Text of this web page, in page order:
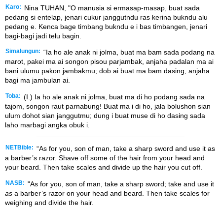
Karo:
Nina TUHAN, "O manusia si ermasap-masap, buat sada
pedang si entelap, jenari cukur janggutndu ras kerina bukndu alu
pedang e. Kenca bage timbang bukndu e i bas timbangen, jenari
bagi-bagi jadi telu bagin.
Simalungun: “Ia ho ale anak ni jolma, buat ma bam sada podang na
marot, pakei ma ai songon pisou parjambak, anjaha padalan ma ai
bani ulumu pakon jambakmu; dob ai buat ma bam dasing, anjaha
bagi ma jambulan ai.
Toba: (I.) Ia ho ale anak ni jolma, buat ma di ho podang sada na
tajom, songon raut parnabung! Buat ma i di ho, jala bolushon sian
ulum dohot sian janggutmu; dung i buat muse di ho dasing sada
laho marbagi angka obuk i.
NETBible: “As for you, son of man, take a sharp sword and use it as
a barber’s razor. Shave off some of the hair from your head and
your beard. Then take scales and divide up the hair you cut off.
NASB: "As for you, son of man, take a sharp sword; take and use it
as a barber’s razor on your head and beard. Then take scales for
weighing and divide the hair.